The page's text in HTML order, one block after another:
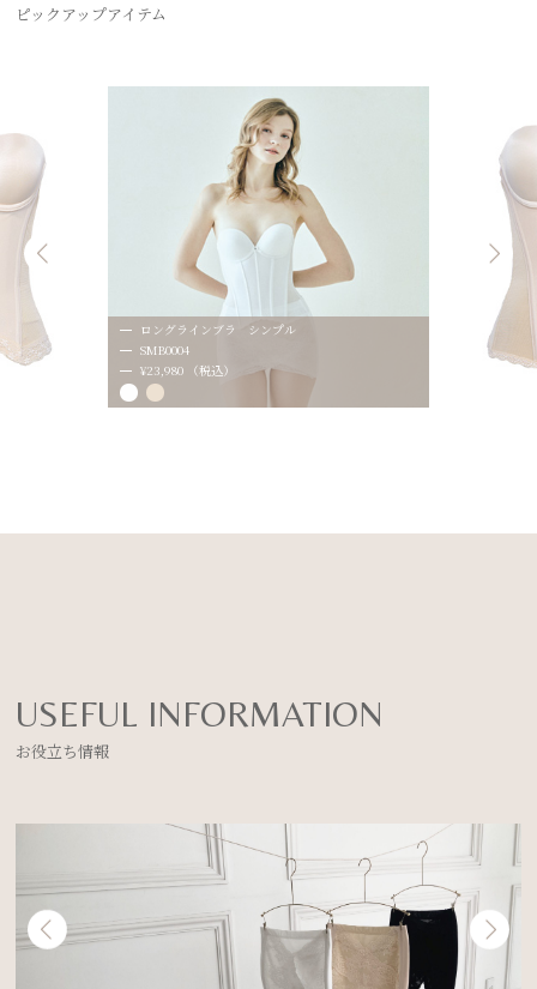
ピックアップアイテム
ロングラインブラ シンプル
SMB0004
¥23,980 （税込）
USEFUL INFORMATION
お役立ち情報